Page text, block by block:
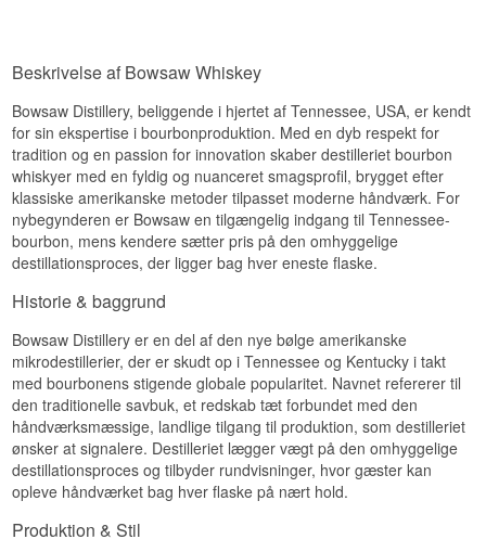
Smagsnoter
Næse
Duften byder på karamel, vanilje og et strejf
Smag
Smagen er rund med brunt sukker, honning og let
peber.
Specifikationer
Navn: Bowsaw Small Batch Extra Kentucky
Straight Bourbon Whiskey
Aftapper:Bowsaw
Region/Land: Kentucky, USA
Type: Kentucky Straight Bourbon Whiskey
ABV: 40 %
Beskrivelse af Bowsaw Whiskey
Bowsaw Distillery, beliggende i hjertet af Tennessee, USA, er kendt
for sin ekspertise i bourbonproduktion. Med en dyb respekt for
tradition og en passion for innovation skaber destilleriet bourbon
whiskyer med en fyldig og nuanceret smagsprofil, brygget efter
klassiske amerikanske metoder tilpasset moderne håndværk. For
nybegynderen er Bowsaw en tilgængelig indgang til Tennessee-
bourbon, mens kendere sætter pris på den omhyggelige
destillationsproces, der ligger bag hver eneste flaske.
Historie & baggrund
Bowsaw Distillery er en del af den nye bølge amerikanske
mikrodestillerier, der er skudt op i Tennessee og Kentucky i takt
med bourbonens stigende globale popularitet. Navnet refererer til
den traditionelle savbuk, et redskab tæt forbundet med den
håndværksmæssige, landlige tilgang til produktion, som destilleriet
ønsker at signalere. Destilleriet lægger vægt på den omhyggelige
destillationsproces og tilbyder rundvisninger, hvor gæster kan
opleve håndværket bag hver flaske på nært hold.
Produktion & Stil